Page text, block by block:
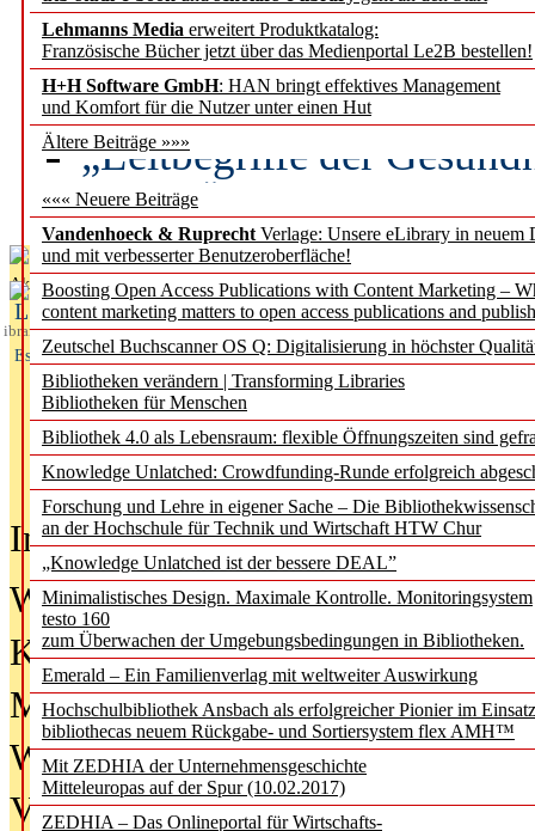
Lehmanns Media erweitert Produktkatalog:
Französische Bücher jetzt über das Medienportal Le2B bestellen!
H+H Software GmbH: HAN bringt effektives Management
und Komfort für die Nutzer unter einen Hut
Ältere Beiträge »»»
««« Neuere Beiträge
Vandenhoeck & Ruprecht Verlage: Unsere eLibrary in neuem
und mit verbesserter Benutzeroberfläche!
Boosting Open Access Publications with Content Marketing –
content marketing matters to open access publications and
Zeutschel Buchscanner OS Q: Digitalisierung in höchster
Bibliotheken verändern | Transforming Libraries
Bibliotheken für Menschen
Bibliothek 4.0 als Lebensraum: flexible Öffnungszeiten sind
Knowledge Unlatched: Crowdfunding-Runde erfolgreich
Forschung und Lehre in eigener Sache – Die
an der Hochschule für Technik und Wirtschaft HTW Chur
„Knowledge Unlatched ist der bessere DEAL”
Minimalistisches Design. Maximale Kontrolle. Monitoringsystem
testo 160
zum Überwachen der Umgebungsbedingungen in Bibliotheken.
Emerald – Ein Familienverlag mit weltweiter Auswirkung
Hochschulbibliothek Ansbach als erfolgreicher Pionier im
bibliothecas neuem Rückgabe- und Sortiersystem flex AMH™
Mit ZEDHIA der Unternehmensgeschichte
Mitteleuropas auf der Spur (10.02.2017)
ZEDHIA – Das Onlineportal für Wirtschafts-
Künstliche Intelligenz
besser zu verstehen
„Leitbegriffe der
des BIÖG erscheinen
Aktuelles aus
L
ibrary
Essentials
In der Ausgabe06/2026(August
Was Hochschul­bibliotheken von
Kinder in der digitalen Welt
Metadaten als Infrastruktur
Wenn Bots katalogisieren
Von Abschlusskleidern bis